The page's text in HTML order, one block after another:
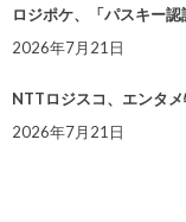
ロジポケ、「パスキー
2026年7月21日
NTTロジスコ、エンタ
2026年7月21日